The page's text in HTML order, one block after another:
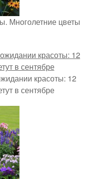
Многолетние цветы
красоты: 12
в сентябре